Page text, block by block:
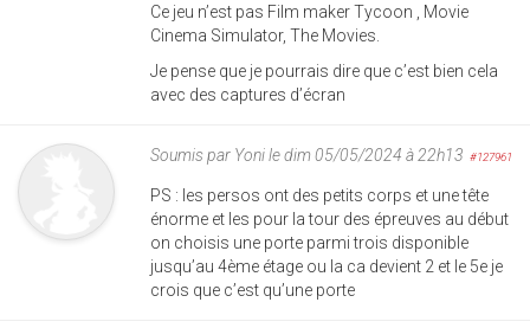
Ce jeu n’est pas Film maker Tycoon , Movie
Cinema Simulator, The Movies.
Je pense que je pourrais dire que c’est bien cela
avec des captures d’écran
Soumis par Yonile dim 05/05/2024 à 22h13 #127961
PS : les persos ont des petits corps et une tête
énorme et les pour la tour des épreuves au début
on choisis une porte parmi trois disponible
jusqu’au 4ème étage ou la ca devient 2 et le 5e je
crois que c’est qu’une porte